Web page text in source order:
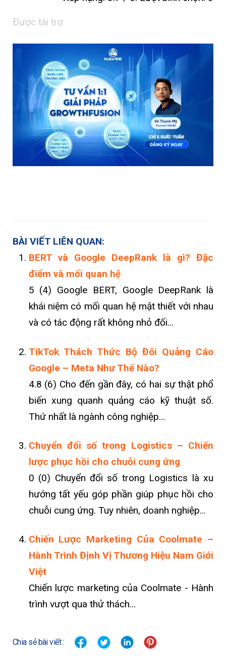
Được tài trợ
BÀI VIẾT LIÊN QUAN:
BERT và Google DeepRank là gì? Đặc
điểm và mối quan hệ
5 (4) Google BERT, Google DeepRank là
khái niệm có mối quan hệ mật thiết với nhau
và có tác động rất không nhỏ đối...
TikTok Thách Thức Bộ Đôi Quảng Cáo
Google – Meta Như Thế Nào?
4.8 (6) Cho đến gần đây, có hai sự thật phổ
biến xung quanh quảng cáo kỹ thuật số.
Thứ nhất là ngành công nghiệp...
Chuyển đổi số trong Logistics – Chiến
lược phục hồi cho chuỗi cung ứng
0 (0) Chuyển đổi số trong Logistics là xu
hướng tất yếu góp phần giúp phục hồi cho
chuỗi cung ứng. Tuy nhiên, doanh nghiệp...
Chiến Lược Marketing Của Coolmate –
Hành Trình Định Vị Thương Hiệu Nam Giới
Việt
Chiến lược marketing của Coolmate - Hành
trình vượt qua thử thách...
Chia sẻ bài viết :